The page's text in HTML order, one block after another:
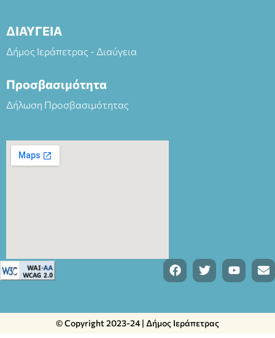
ΔΙΑΥΓΕΙΑ
Δήμος Ιεράπετρας - Διαύγεια
Προσβασιμότητα
Δήλωση Προσβασιμότητας
© Copyright 2023-24 | Δήμος Ιεράπετρας